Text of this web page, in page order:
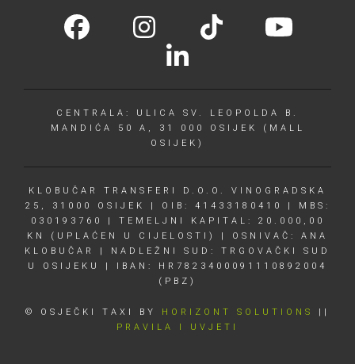
CENTRALA: ULICA SV. LEOPOLDA B.
MANDIĆA 50 A, 31 000 OSIJEK (MALL
OSIJEK)
KLOBUČAR TRANSFERI D.O.O. VINOGRADSKA
25, 31000 OSIJEK | OIB: 41433180410 | MBS:
030193760 | TEMELJNI KAPITAL: 20.000,00
KN (UPLAĆEN U CIJELOSTI) | OSNIVAČ: ANA
KLOBUČAR | NADLEŽNI SUD: TRGOVAČKI SUD
U OSIJEKU | IBAN: HR7823400091110892004
(PBZ)
© OSJEČKI TAXI BY HORIZONT SOLUTIONS
||
PRAVILA I UVJETI